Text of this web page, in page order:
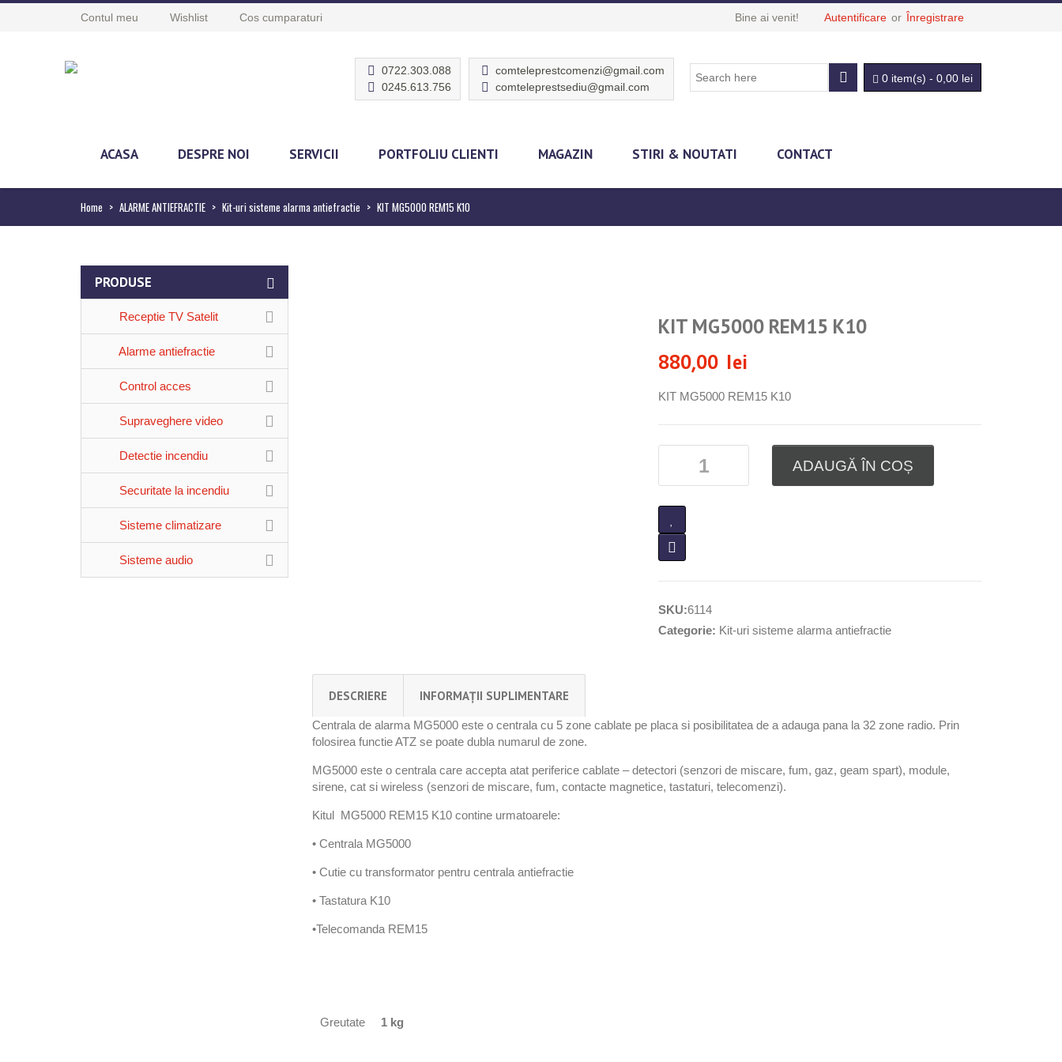
Contul meu Wishlist Cos cumparaturi Bine ai venit! Autentificare or Înregistrare
0 item(s) - 0,00 lei
0722.303.088
0245.613.756
comteleprestcomenzi@gmail.com
comteleprestsediu@gmail.com
ACASA DESPRE NOI SERVICII PORTFOLIU CLIENTI MAGAZIN STIRI & NOUTATI CONTACT
Home > ALARME ANTIEFRACTIE > Kit-uri sisteme alarma antiefractie > KIT MG5000 REM15 K10
KIT MG5000 REM15 K10
880,00 lei
KIT MG5000 REM15 K10
ADAUGĂ ÎN COȘ
SKU:6114
Categorie: Kit-uri sisteme alarma antiefractie
DESCRIERE INFORMAȚII SUPLIMENTARE
Centrala de alarma MG5000 este o centrala cu 5 zone cablate pe placa si posibilitatea de a adauga pana la 32 zone radio. Prin
folosirea functie ATZ se poate dubla numarul de zone.
MG5000 este o centrala care accepta atat periferice cablate – detectori (senzori de miscare, fum, gaz, geam spart), module,
sirene, cat si wireless (senzori de miscare, fum, contacte magnetice, tastaturi, telecomenzi).
Kitul MG5000 REM15 K10 contine urmatoarele:
• Centrala MG5000
• Cutie cu transformator pentru centrala antiefractie
• Tastatura K10
•Telecomanda REM15
Greutate 1 kg
PRODUSE
Receptie TV Satelit
Alarme antiefractie
Control acces
Supraveghere video
Detectie incendiu
Securitate la incendiu
Sisteme climatizare
Sisteme audio